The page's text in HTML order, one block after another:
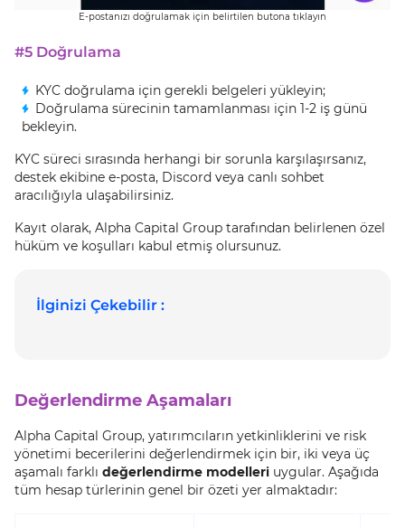
E-postanızı doğrulamak için belirtilen butona tıklayın
#5 Doğrulama
KYC doğrulama için gerekli belgeleri yükleyin;
Doğrulama sürecinin tamamlanması için 1-2 iş günü
bekleyin.
KYC süreci sırasında herhangi bir sorunla karşılaşırsanız,
destek ekibine e-posta, Discord veya canlı sohbet
aracılığıyla ulaşabilirsiniz.
Kayıt olarak, Alpha Capital Group tarafından belirlenen özel
hüküm ve koşulları kabul etmiş olursunuz.
İlginizi Çekebilir :
Değerlendirme Aşamaları
Alpha Capital Group, yatırımcıların yetkinliklerini ve risk
yönetimi becerilerini değerlendirmek için bir, iki veya üç
aşamalı farklı değerlendirme modelleri uygular. Aşağıda
tüm hesap türlerinin genel bir özeti yer almaktadır: